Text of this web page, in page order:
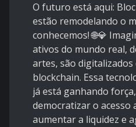
O futuro está aqui:
estão remodelando o
conhecemos! 🌐💎
ativos do mundo real,
artes, são
blockchain. Essa
já está ganhando
democratizar o acesso
aumentar a liquidez e